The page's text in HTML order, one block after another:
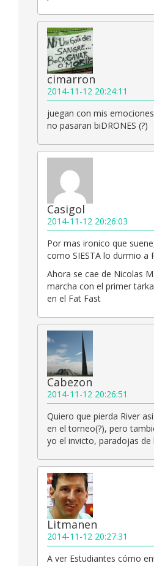
cimarron
2014-11-12 20:24:11
juegan con mis emociones
no pasaran biDRONES (?)
Casigol
2014-11-12 20:26:03
Por mas ironico que
como SIESTA lo durmio a
Ahora se cae de Nicolas
marcha con el primer
en el Fat Fast
Cabezon
2014-11-12 20:26:51
Quiero que pierda River
en el torneo(?), pero
yo el invicto, paradojas de
Litmanen
2014-11-12 20:27:31
A ver Estudiantes cómo